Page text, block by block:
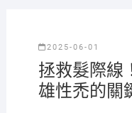
2025-06-01
拯救髮際線
雄性禿的關